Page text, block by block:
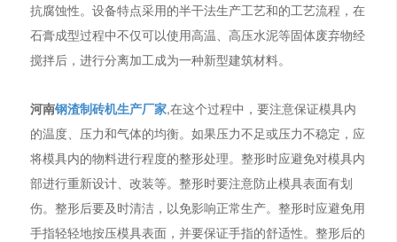
抗腐蚀性。设备特点采用的半干法生产工艺和的工艺流程，在
石膏成型过程中不仅可以使用高温、高压水泥等固体废弃物经
搅拌后，进行分离加工成为一种新型建筑材料。
河南钢渣制砖机生产厂家,在这个过程中，要注意保证模具内
的温度、压力和气体的均衡。如果压力不足或压力不稳定，应
将模具内的物料进行程度的整形处理。整形时应避免对模具内
部进行重新设计、改装等。整形时要注意防止模具表面有划
伤。整形后要及时清洁，以免影响正常生产。整形时应避免用
手指轻轻地按压模具表面，并要保证手指的舒适性。整形后的